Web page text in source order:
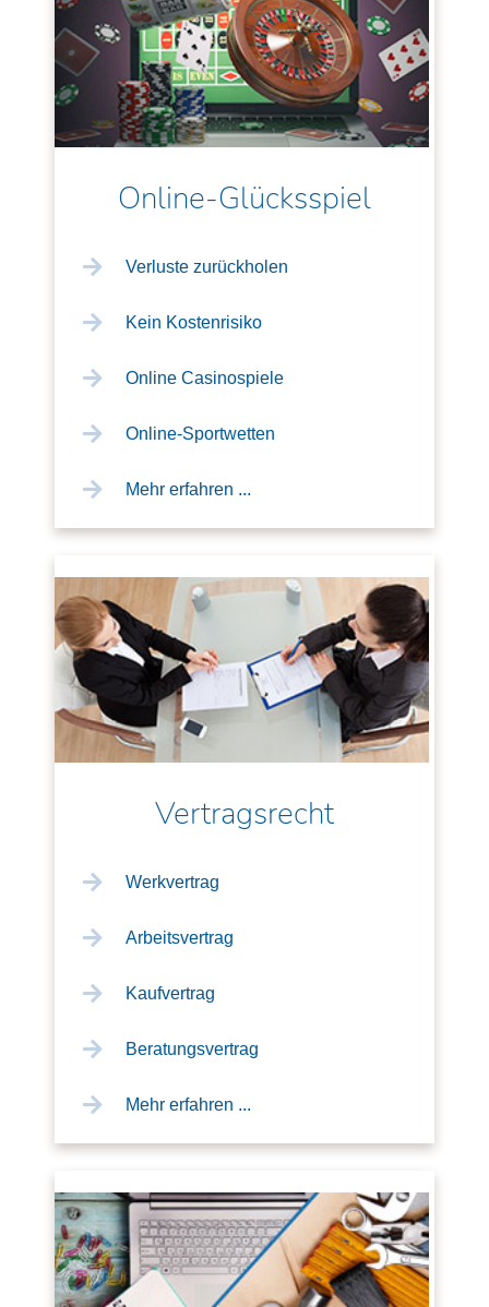
Online-Glücksspiel
Verluste zurückholen
Kein Kostenrisiko
Online Casinospiele
Online-Sportwetten
Mehr erfahren ...
Vertragsrecht
Werkvertrag
Arbeitsvertrag
Kaufvertrag
Beratungsvertrag
Mehr erfahren ...